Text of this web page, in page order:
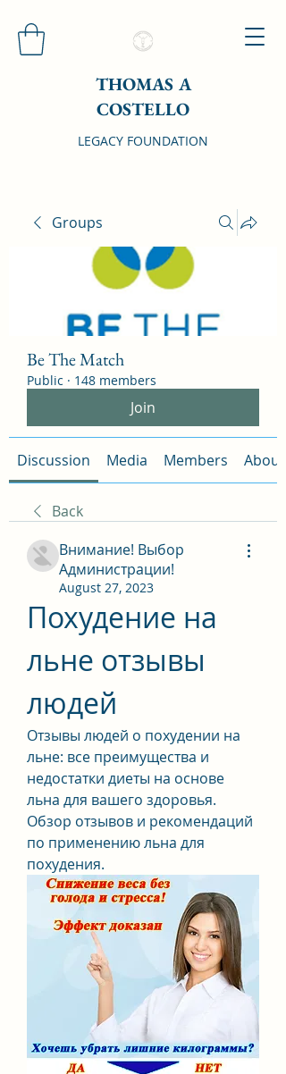
THOMAS A
COSTELLO
LEGACY FOUNDATION
Groups
Be The Match
Public · 148 members
Join
Discussion Media Members About
Back
Внимание! Выбор
Администрации!
August 27, 2023
Похудение на
льне отзывы
людей
Отзывы людей о похудении на
льне: все преимущества и
недостатки диеты на основе
льна для вашего здоровья.
Обзор отзывов и рекомендаций
по применению льна для
похудения.